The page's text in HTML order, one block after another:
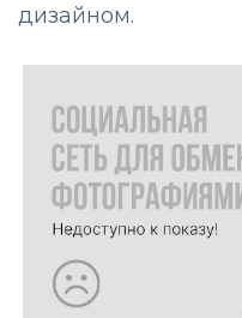
дизайном.